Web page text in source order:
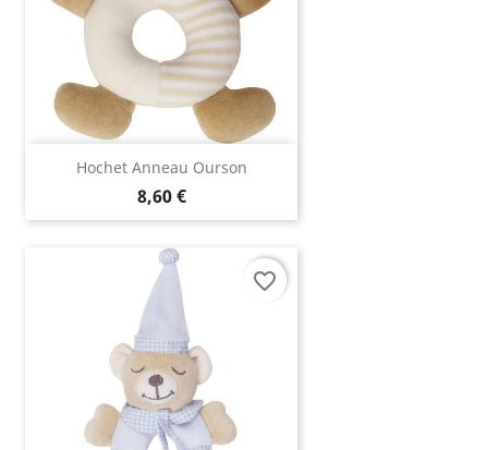
Hochet Anneau Ourson
8,60 €
favorite_border